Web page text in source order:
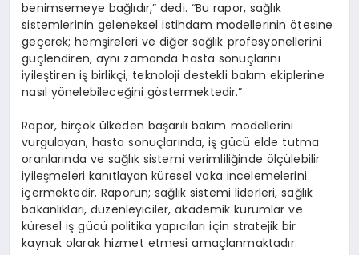
benimsemeye bağlıdır,” dedi. “Bu rapor, sağlık
sistemlerinin geleneksel istihdam modellerinin ötesine
geçerek; hemşireleri ve diğer sağlık profesyonellerini
güçlendiren, aynı zamanda hasta sonuçlarını
iyileştiren iş birlikçi, teknoloji destekli bakım ekiplerine
nasıl yönelebileceğini göstermektedir.”
Rapor, birçok ülkeden başarılı bakım modellerini
vurgulayan, hasta sonuçlarında, iş gücü elde tutma
oranlarında ve sağlık sistemi verimliliğinde ölçülebilir
iyileşmeleri kanıtlayan küresel vaka incelemelerini
içermektedir. Raporun; sağlık sistemi liderleri, sağlık
bakanlıkları, düzenleyiciler, akademik kurumlar ve
küresel iş gücü politika yapıcıları için stratejik bir
kaynak olarak hizmet etmesi amaçlanmaktadır.